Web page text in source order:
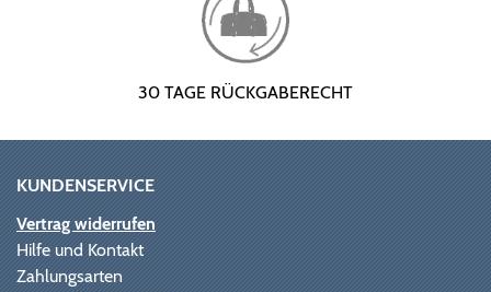
30 TAGE RÜCKGABERECHT
KUNDENSERVICE
Vertrag widerrufen
Hilfe und Kontakt
Zahlungsarten